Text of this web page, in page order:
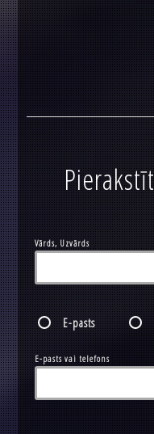
Vārds, Uzvārds
E-pasts
E-pasts vai telefons